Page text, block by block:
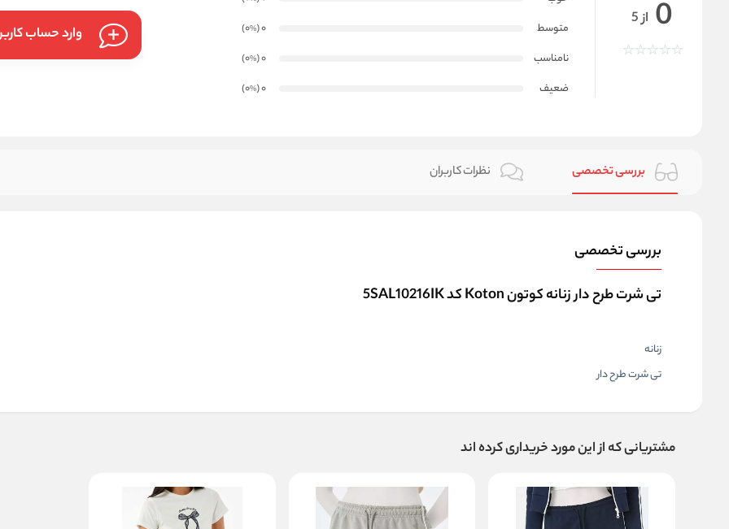
0 از 5
متوسط
0
(0
%
)
نامناسب
0
(0
%
)
ضعیف
0
(0
%
)
وارد حساب
بررسی تخصصی نظرات کاربران
بررسی تخصصی
تی شرت طرح دار زنانه کوتون Koton کد 5SAL10216IK
زنانه
تی شرت طرح دار
مشتریانی که از این مورد خریداری کرده اند